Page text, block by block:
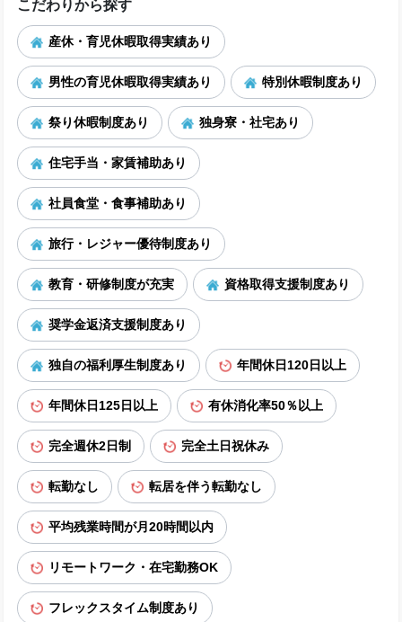
こだわりから探す
産休・育児休暇取得実績あり
男性の育児休暇取得実績あり 特別休暇制度あり
祭り休暇制度あり 独身寮・社宅あり
住宅手当・家賃補助あり
社員食堂・食事補助あり
旅行・レジャー優待制度あり
教育・研修制度が充実 資格取得支援制度あり
奨学金返済支援制度あり
独自の福利厚生制度あり 年間休日120日以上
年間休日125日以上 有休消化率50％以上
完全週休2日制 完全土日祝休み
転勤なし 転居を伴う転勤なし
平均残業時間が月20時間以内
リモートワーク・在宅勤務OK
フレックスタイム制度あり